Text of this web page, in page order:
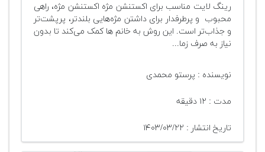
رینگ لایت مناسب برای اکستنشن مژه اکستنشن مژه، راهی
محبوب و پرطرفدار برای داشتن مژه‌هایی بلندتر، پرپشت‌تر
و جذاب‌تر است. این روش به خانم ها کمک می‌کند تا بدون
نیاز به صرف زما...
نویسنده : پرستو محمدی
مدت : ۱۲ دقیقه
تاریخ انتشار : ۱۴۰۳/۰۳/۲۲